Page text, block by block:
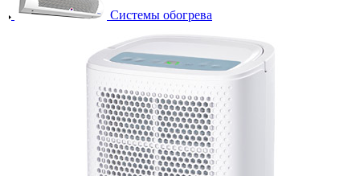
Системы обогрева